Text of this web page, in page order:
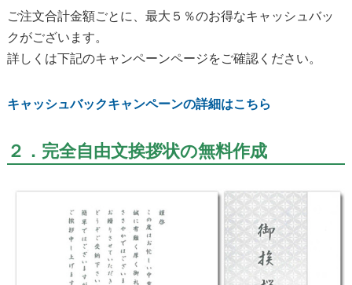
ご注文合計金額ごとに、最大５％のお得なキャッシュバッ
クがございます。
詳しくは下記のキャンペーンページをご確認ください。
キャッシュバックキャンペーンの詳細はこちら
２．完全自由文挨拶状の無料作成